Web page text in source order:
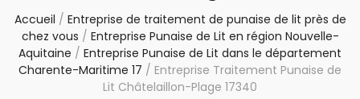
Accueil / Entreprise de traitement de punaise de lit près de
chez vous / Entreprise Punaise de Lit en région Nouvelle-
Aquitaine / Entreprise Punaise de Lit dans le département
Charente-Maritime 17 / Entreprise Traitement Punaise de
Lit Châtelaillon-Plage 17340